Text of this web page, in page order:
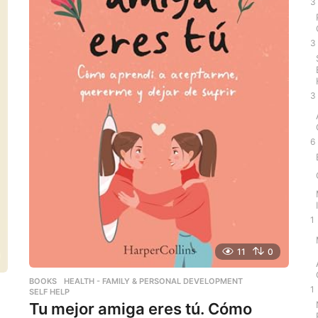
11 0
BOOKS ,HEALTH - FAMILY & PERSONAL DEVELOPMENT
SELF HELP
Tu mejor amiga eres tú. Cómo
3
3
6
1
1